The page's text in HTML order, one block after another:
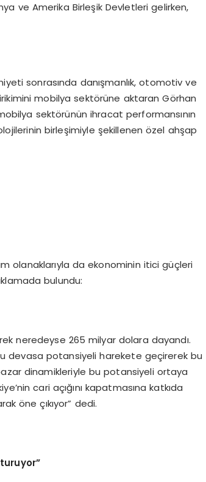
ve Amerika Birleşik Devletleri gelirken,
sonrasında danışmanlık, otomotiv ve
mobilya sektörüne aktaran Görhan
sektörünün ihracat performansının
birleşimiyle şekillenen özel ahşap
olanaklarıyla da ekonominin itici güçleri
bulundu:
neredeyse 265 milyar dolara dayandı.
devasa potansiyeli harekete geçirerek bu
dinamikleriyle bu potansiyeli ortaya
cari açığını kapatmasına katkıda
öne çıkıyor” dedi.